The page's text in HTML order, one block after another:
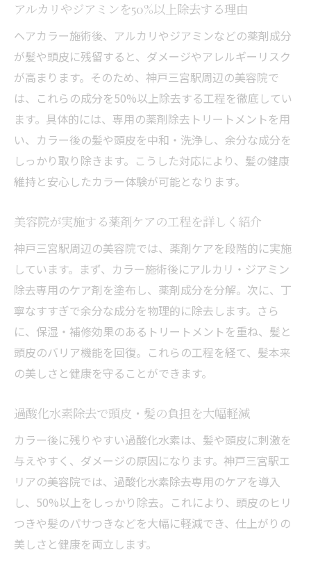
アルカリやジアミンを50%以上除去する理由
ヘアカラー施術後、アルカリやジアミンなどの薬剤成分
が髪や頭皮に残留すると、ダメージやアレルギーリスク
が高まります。そのため、神戸三宮駅周辺の美容院で
は、これらの成分を50%以上除去する工程を徹底してい
ます。具体的には、専用の薬剤除去トリートメントを用
い、カラー後の髪や頭皮を中和・洗浄し、余分な成分を
しっかり取り除きます。こうした対応により、髪の健康
維持と安心したカラー体験が可能となります。
美容院が実施する薬剤ケアの工程を詳しく紹介
神戸三宮駅周辺の美容院では、薬剤ケアを段階的に実施
しています。まず、カラー施術後にアルカリ・ジアミン
除去専用のケア剤を塗布し、薬剤成分を分解。次に、丁
寧なすすぎで余分な成分を物理的に除去します。さら
に、保湿・補修効果のあるトリートメントを重ね、髪と
頭皮のバリア機能を回復。これらの工程を経て、髪本来
の美しさと健康を守ることができます。
過酸化水素除去で頭皮・髪の負担を大幅軽減
カラー後に残りやすい過酸化水素は、髪や頭皮に刺激を
与えやすく、ダメージの原因になります。神戸三宮駅エ
リアの美容院では、過酸化水素除去専用のケアを導入
し、50%以上をしっかり除去。これにより、頭皮のヒリ
つきや髪のパサつきなどを大幅に軽減でき、仕上がりの
美しさと健康を両立します。